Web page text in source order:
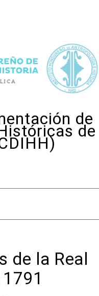
de
de
de la Real